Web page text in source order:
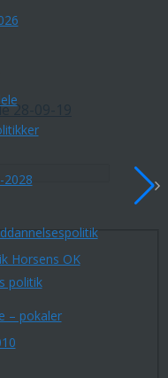
2028
Horsens OK
politik
– pokaler
28-09-19